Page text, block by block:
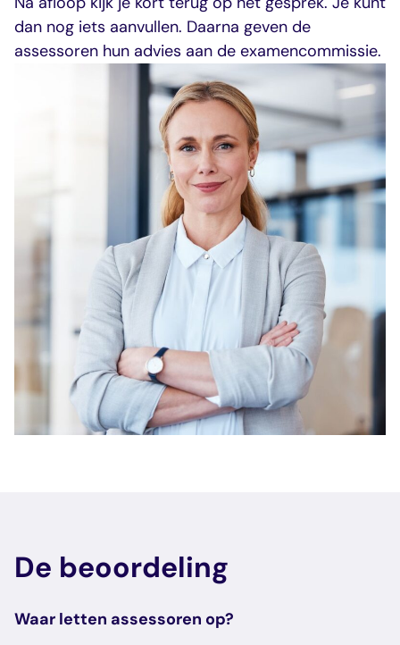
dan nog iets aanvullen. Daarna geven de
assessoren hun advies aan de examencommissie.
De beoordeling
Waar letten assessoren op?